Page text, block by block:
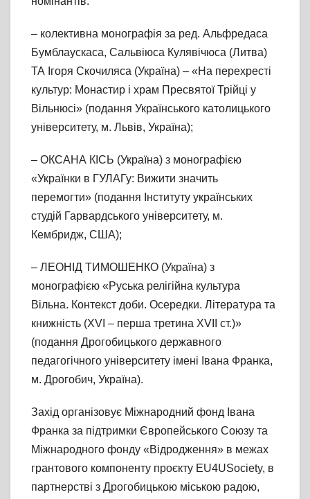
– колективна монографія за ред. Альфредаса
Бумблаускаса, Сальвіюса Кулявічюса (Литва)
ТА Ігоря Скочиляса (Україна) – «На перехресті
культур: Монастир і храм Пресвятої Трійці у
Вільнюсі» (подання Українського католицького
університету, м. Львів, Україна);
– ОКСАНА КІСЬ (Україна) з монографією
«Українки в ГУЛАГу: Вижити значить
перемогти» (подання Інституту українських
студій Гарвардського університету, м.
Кембридж, США);
– ЛЕОНІД ТИМОШЕНКО (Україна) з
монографією «Руська релігійна культура
Вільна. Контекст доби. Осередки. Література та
книжність (XVI – перша третина XVIІ ст.)»
(подання Дрогобицького державного
педагогічного університету імені Івана Франка,
м. Дрогобич, Україна).
Захід організовує Міжнародний фонд Івана
Франка за підтримки Європейського Союзу та
Міжнародного фонду «Відродження» в межах
грантового компоненту проєкту EU4USociety, в
партнерстві з Дрогобицькою міською радою,